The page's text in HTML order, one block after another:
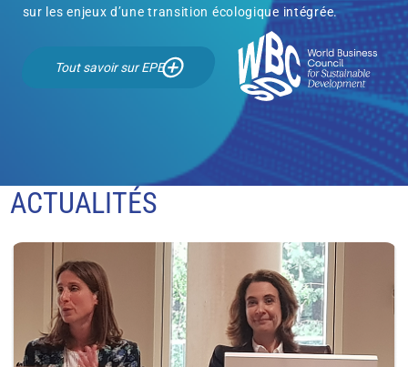
sur les enjeux d’une transition écologique intégrée.
Tout savoir sur EPE
ACTUALITÉS